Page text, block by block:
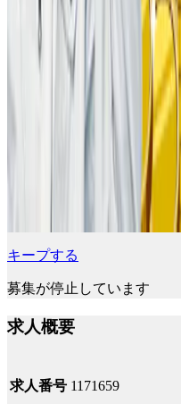
キープする
募集が停止しています
求人概要
求人番号 1171659